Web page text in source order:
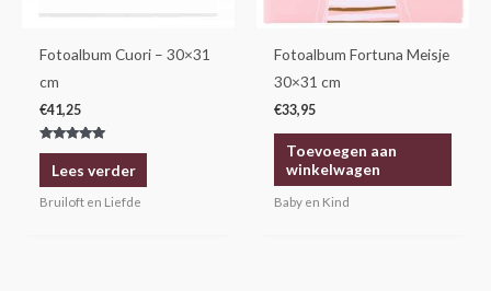
Fotoalbum Cuori – 30×31
cm
€41,25
Gewaardeerd
5.00
uit 5Lees verder
Bruiloft en Liefde
Fotoalbum Fortuna Meisje
30×31 cm
€33,95
Toevoegen aan
winkelwagen
Baby en Kind